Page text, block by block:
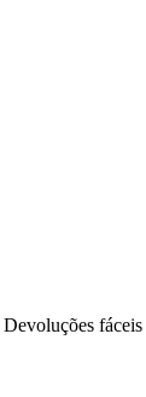
Devoluções fáceis